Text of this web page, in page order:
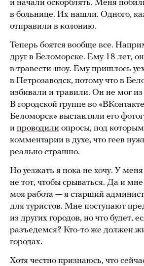
и начали оскорблять. Меня
в больнице. Их нашли. Одного,
отправили в колонию.
Теперь боятся вообще все.
друг в Беломорске. Ему 18 лет, он
в травести-шоу. Ему пришлось
в Петрозаводск, потому что в
избивали и травили. Он не мог
В городской группе во
Беломорск» выставляли его
и проводили опросы, под
комментарии в духе, что геев
реально страшно.
Но уезжать я пока не хочу. У
не тот, чтобы срываться. Да и
моя работа — я старший
для туристов. Мне поступают
из других городов, но что будет,
разъедемся? Кто-то же должен
городах.
Хотя честно признаюсь, что